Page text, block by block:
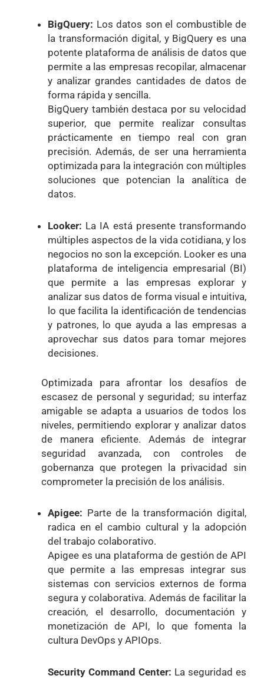
BigQuery: Los datos son el combustible de
la transformación digital, y BigQuery es una
potente plataforma de análisis de datos que
permite a las empresas recopilar, almacenar
y analizar grandes cantidades de datos de
forma rápida y sencilla.
BigQuery también destaca por su velocidad
superior, que permite realizar consultas
prácticamente en tiempo real con gran
precisión. Además, de ser una herramienta
optimizada para la integración con múltiples
soluciones que potencian la analítica de
datos.
Looker: La IA está presente transformando
múltiples aspectos de la vida cotidiana, y los
negocios no son la excepción. Looker es una
plataforma de inteligencia empresarial (BI)
que permite a las empresas explorar y
analizar sus datos de forma visual e intuitiva,
lo que facilita la identificación de tendencias
y patrones, lo que ayuda a las empresas a
aprovechar sus datos para tomar mejores
decisiones.
Optimizada para afrontar los desafíos de
escasez de personal y seguridad; su interfaz
amigable se adapta a usuarios de todos los
niveles, permitiendo explorar y analizar datos
de manera eficiente. Además de integrar
seguridad avanzada, con controles de
gobernanza que protegen la privacidad sin
comprometer la precisión de los análisis.
Apigee: Parte de la transformación digital,
radica en el cambio cultural y la adopción
del trabajo colaborativo.
Apigee es una plataforma de gestión de API
que permite a las empresas integrar sus
sistemas con servicios externos de forma
segura y colaborativa. Además de facilitar la
creación, el desarrollo, documentación y
monetización de API, lo que fomenta la
cultura DevOps y APIOps.
Security Command Center: La seguridad es